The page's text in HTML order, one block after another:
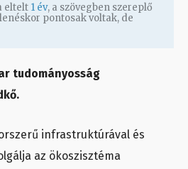
eltelt 1 év, a szövegben szereplő
pontosak voltak, de
tudományosság
infrastruktúrával és
az ökoszisztéma